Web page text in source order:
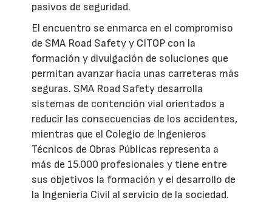
pasivos de seguridad.
El encuentro se enmarca en el compromiso
de SMA Road Safety y CITOP con la
formación y divulgación de soluciones que
permitan avanzar hacia unas carreteras más
seguras. SMA Road Safety desarrolla
sistemas de contención vial orientados a
reducir las consecuencias de los accidentes,
mientras que el Colegio de Ingenieros
Técnicos de Obras Públicas representa a
más de 15.000 profesionales y tiene entre
sus objetivos la formación y el desarrollo de
la Ingeniería Civil al servicio de la sociedad.